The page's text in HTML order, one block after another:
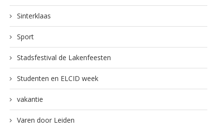
Sinterklaas
Sport
Stadsfestival de Lakenfeesten
Studenten en ELCID week
vakantie
Varen door Leiden